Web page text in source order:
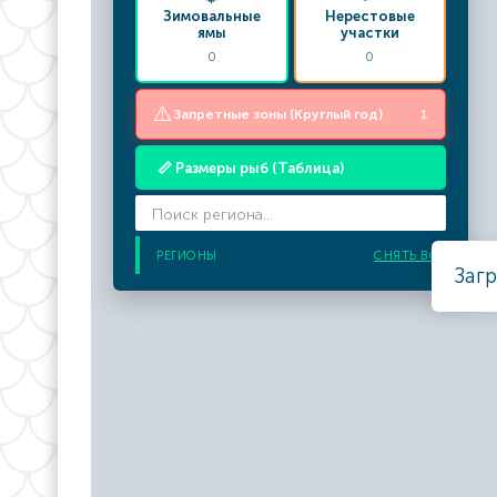
Зимовальные
ямы
0
Нерестовые
участки
0
⚠️ Запретные зоны (Круглый год) 1
📏 Размеры рыб (Таблица)
РЕГИОНЫ СНЯТЬ ВСЕ